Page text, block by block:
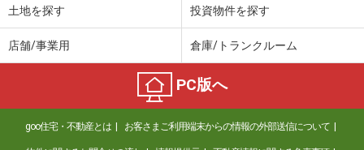
土地を探す 投資物件を探す
店舗/事業用 倉庫/トランクルーム
PC版へ
goo住宅・不動産とは お客さまご利用端末からの情報の外部送信について